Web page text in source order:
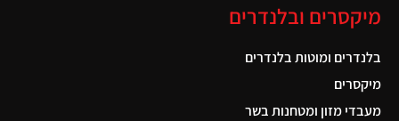
מיקסרים ובלנדרים
בלנדרים ומוטות בלנדרים
מיקסרים
מעבדי מזון ומטחנות בשר